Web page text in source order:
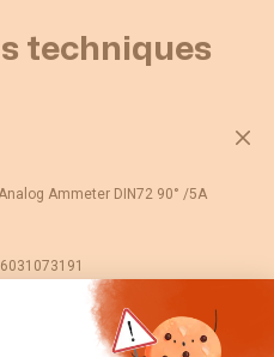
techniques
Ammeter DIN72 90° /5A